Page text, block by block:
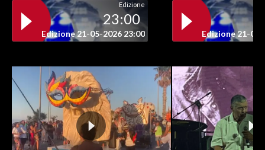
Edizione
23:00
Edizione 21-05-2026 23:00 Edizione 21-05-